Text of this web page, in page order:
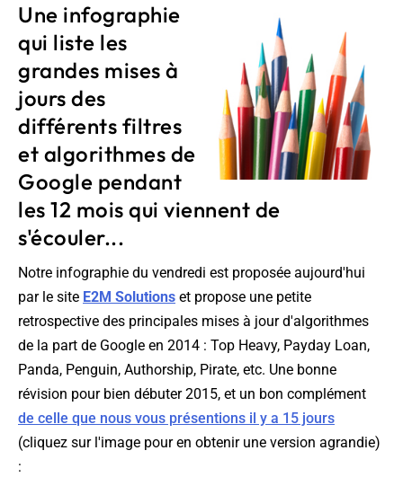
Une infographie
qui liste les
grandes mises à
jours des
différents filtres
et algorithmes de
Google pendant
les 12 mois qui viennent de
s'écouler...
Notre infographie du vendredi est proposée aujourd'hui
par le site E2M Solutions et propose une petite
retrospective des principales mises à jour d'algorithmes
de la part de Google en 2014 : Top Heavy, Payday Loan,
Panda, Penguin, Authorship, Pirate, etc. Une bonne
révision pour bien débuter 2015, et un bon complément
de celle que nous vous présentions il y a 15 jours
(cliquez sur l'image pour en obtenir une version agrandie)
: